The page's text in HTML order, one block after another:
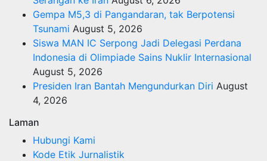
Gempa M5,3 di Pangandaran, tak Berpotensi
Tsunami August 5, 2026
Siswa MAN IC Serpong Jadi Delegasi Perdana
Indonesia di Olimpiade Sains Nuklir Internasional
August 5, 2026
Presiden Iran Bantah Mengundurkan Diri August
4, 2026
Laman
Hubungi Kami
Kode Etik Jurnalistik